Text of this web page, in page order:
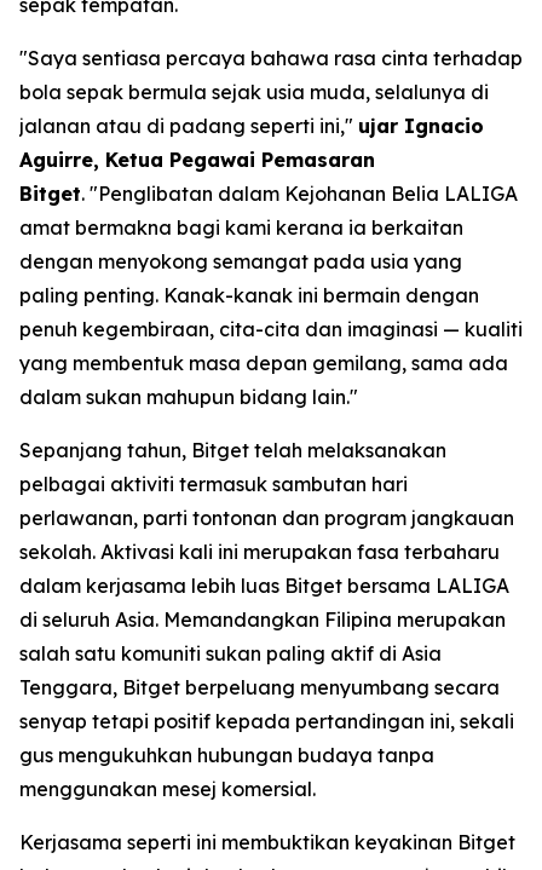
sepak tempatan.
"Saya sentiasa percaya bahawa rasa cinta terhadap
bola sepak bermula sejak usia muda, selalunya di
jalanan atau di padang seperti ini," ujar Ignacio
Aguirre, Ketua Pegawai Pemasaran
Bitget. "Penglibatan dalam Kejohanan Belia LALIGA
amat bermakna bagi kami kerana ia berkaitan
dengan menyokong semangat pada usia yang
paling penting. Kanak-kanak ini bermain dengan
penuh kegembiraan, cita-cita dan imaginasi — kualiti
yang membentuk masa depan gemilang, sama ada
dalam sukan mahupun bidang lain."
Sepanjang tahun, Bitget telah melaksanakan
pelbagai aktiviti termasuk sambutan hari
perlawanan, parti tontonan dan program jangkauan
sekolah. Aktivasi kali ini merupakan fasa terbaharu
dalam kerjasama lebih luas Bitget bersama LALIGA
di seluruh Asia. Memandangkan Filipina merupakan
salah satu komuniti sukan paling aktif di Asia
Tenggara, Bitget berpeluang menyumbang secara
senyap tetapi positif kepada pertandingan ini, sekali
gus mengukuhkan hubungan budaya tanpa
menggunakan mesej komersial.
Kerjasama seperti ini membuktikan keyakinan Bitget